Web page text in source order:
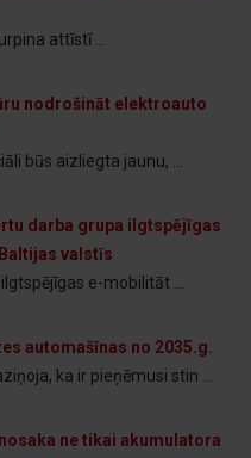
attīstī ...
nodrošināt elektroauto
būs aizliegta jaunu, ...
darba grupa ilgtspējīgas
valstīs
e-mobilitāt ...
automašīnas no 2035.g.
ka ir pieņēmusi stin ...
ne tikai akumulatora